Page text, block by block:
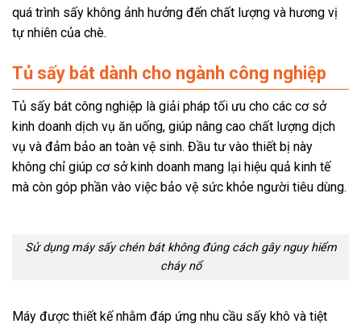
quá trình sấy không ảnh hưởng đến chất lượng và hương vị
tự nhiên của chè.
Tủ sấy bát dành cho ngành công nghiệp
Tủ sấy bát công nghiệp là giải pháp tối ưu cho các cơ sở
kinh doanh dịch vụ ăn uống, giúp nâng cao chất lượng dịch
vụ và đảm bảo an toàn vệ sinh. Đầu tư vào thiết bị này
không chỉ giúp cơ sở kinh doanh mang lại hiệu quả kinh tế
mà còn góp phần vào việc bảo vệ sức khỏe người tiêu dùng.
Sử dụng máy sấy chén bát không đúng cách gây nguy hiểm
cháy nổ
Máy được thiết kế nhằm đáp ứng nhu cầu sấy khô và tiệt